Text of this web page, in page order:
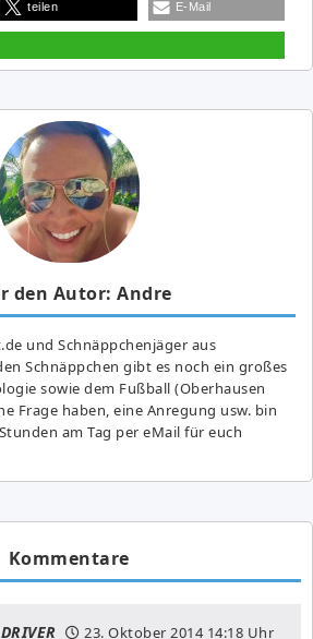
teilen E-Mail
den Autor: Andre
und Schnäppchenjäger aus
Schnäppchen gibt es noch ein großes
sowie dem Fußball (Oberhausen
Frage haben, eine Anregung usw. bin
am Tag per eMail für euch
Kommentare
23. Oktober 201414:18 Uhr